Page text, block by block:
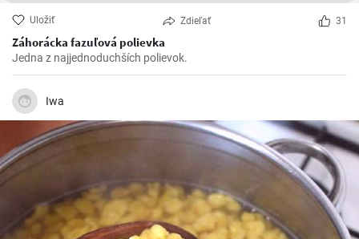
Uložiť Zdieľať 31
Záhorácka fazuľová polievka
Jedna z najjednoduchších polievok.
Iwa